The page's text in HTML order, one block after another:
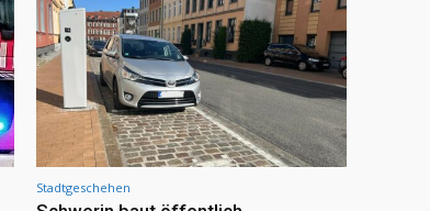
Stadtgeschehen